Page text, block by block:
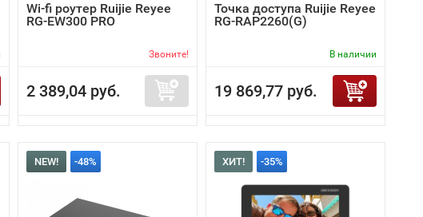
Wi-fi роутер Ruijie Reyee
RG-EW300 PRO
Звоните!
2 389,04 руб.
Точка доступа Ruijie Reyee
RG-RAP2260(G)
В наличии
19 869,77 руб.
NEW! -48% ХИТ! -35%